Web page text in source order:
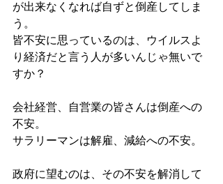
が出来なくなれば自ずと倒産してしま
う。
皆不安に思っているのは、ウイルスよ
り経済だと言う人が多いんじゃ無いで
すか？
会社経営、自営業の皆さんは倒産への
不安。
サラリーマンは解雇、減給への不安。
政府に望むのは、その不安を解消して